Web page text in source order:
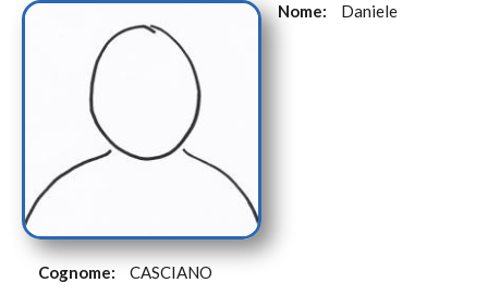
Nome: Daniele
Cognome: CASCIANO